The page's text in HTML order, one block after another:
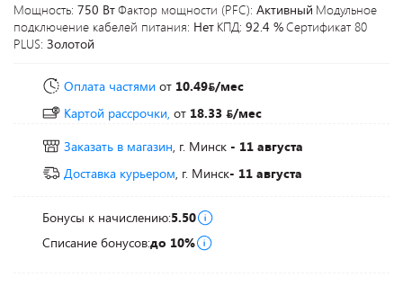
Мощность: 750 ВтФактор мощности (PFC): Активный Модульное
подключение кабелей питания: Нет КПД: 92.4 %Сертификат 80
PLUS: Золотой
Оплата частями от 10.49 /мес
Картой рассрочки, от 18.33
/мес
Заказать в магазин, г. Минск - 11 августа
Доставка курьером, г. Минск- 11 августа
Бонусы к начислению:5.50
Списание бонусов:до 10%